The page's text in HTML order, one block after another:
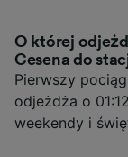
O której
Cesena do
Pierwszy
odjeżdża o
weekendy i